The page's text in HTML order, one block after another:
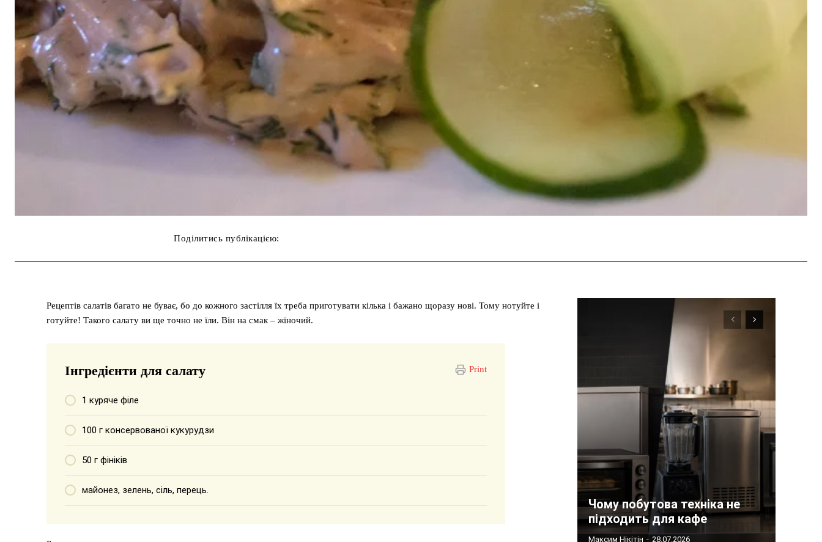
Поділитись публікацією:
Рецептів салатів багато не буває, бо до кожного застілля їх треба приготувати кілька і бажано щоразу нові. Тому нотуйте і
готуйте! Такого салату ви ще точно не їли. Він на смак – жіночий.
Print
Інгредієнти для салату
1 куряче філе
100 г консервованої кукурудзи
50 г фініків
майонез, зелень, сіль, перець.
Чому побутова техніка не
підходить для кафе
Максим Нікітін - 28.07.2026